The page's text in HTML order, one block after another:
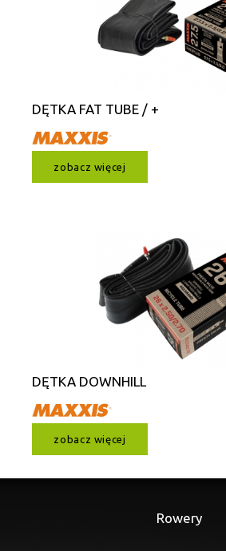
DĘTKA FAT TUBE / +
zobacz więcej
DĘTKA DOWNHILL
zobacz więcej
Rowery